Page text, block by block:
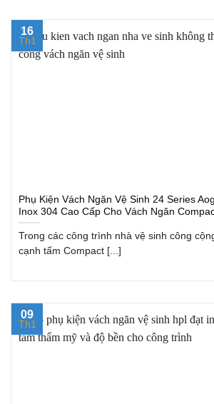
Phụ Kiện Vách Ngăn Vệ Sinh 24 Series
Inox 304 Cao Cấp Cho Vách Ngăn
Trong các công trình nhà vệ sinh công
cạnh tấm Compact [...]
16
Th1
09
Th1